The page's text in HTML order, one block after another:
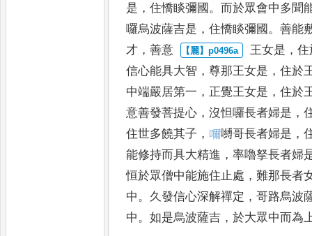
是 ，住憍睒彌國 。而於眾會中多聞
囉烏波薩吉是 ，住憍睒彌國 。善能
才 ，善意 王女是 ，住
信心能具大智 ，尊那王女是 ，住於
中端嚴居第一 ， 正覺王女是 ，住於
意善發菩提心 ，沒怛囉長者婦是 ，
住世多饒其子 ， 𡁠嚩哥長者婦是 ，
能修持而具大精進 ，率嚕拏長者婦
恒於眾僧中能施住止處 ，難那長者
中。 久發信心深解禪定 ，哥路烏波
中。如是烏波薩吉 ，於大眾中而為